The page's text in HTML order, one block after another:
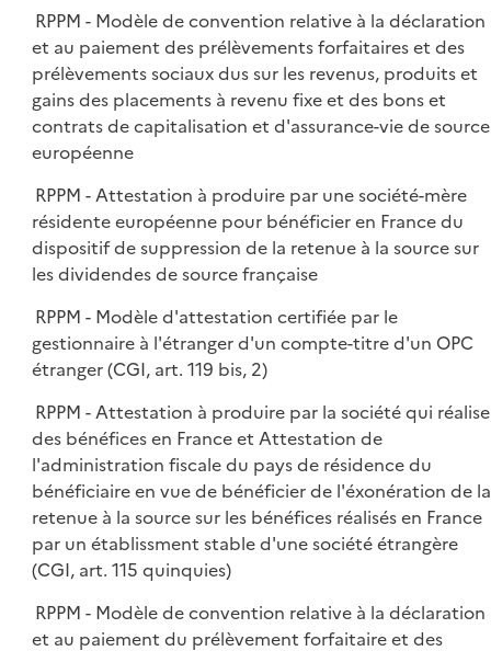
RPPM - Modèle de convention relative à la déclaration
et au paiement des prélèvements forfaitaires et des
prélèvements sociaux dus sur les revenus, produits et
gains des placements à revenu fixe et des bons et
contrats de capitalisation et d'assurance-vie de source
européenne
RPPM - Attestation à produire par une société-mère
résidente européenne pour bénéficier en France du
dispositif de suppression de la retenue à la source sur
les dividendes de source française
RPPM - Modèle d'attestation certifiée par le
gestionnaire à l'étranger d'un compte-titre d'un OPC
étranger (CGI, art. 119 bis, 2)
RPPM - Attestation à produire par la société qui réalise
des bénéfices en France et Attestation de
l'administration fiscale du pays de résidence du
bénéficiaire en vue de bénéficier de l'éxonération de la
retenue à la source sur les bénéfices réalisés en France
par un établissment stable d'une société étrangère
(CGI, art. 115 quinquies)
RPPM - Modèle de convention relative à la déclaration
et au paiement du prélèvement forfaitaire et des